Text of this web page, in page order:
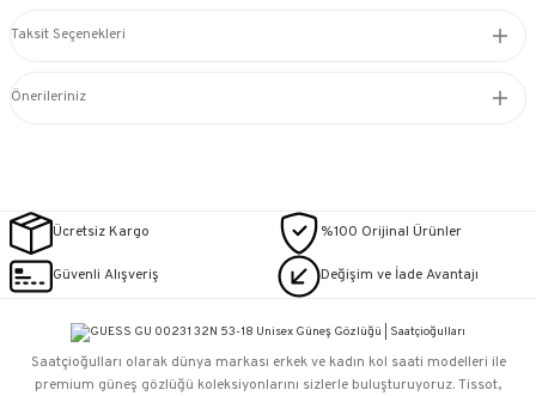
Taksit Seçenekleri
Önerileriniz
Ücretsiz Kargo %100 Orijinal Ürünler
Güvenli Alışveriş Değişim ve İade Avantajı
Saatçioğulları⁠ olarak dünya markası erkek ve kadın kol saati modelleri ile
premium güneş gözlüğü koleksiyonlarını sizlerle buluşturuyoruz. Tissot,